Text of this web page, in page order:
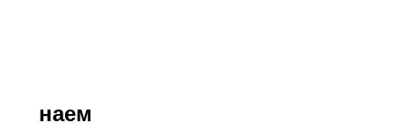
наем